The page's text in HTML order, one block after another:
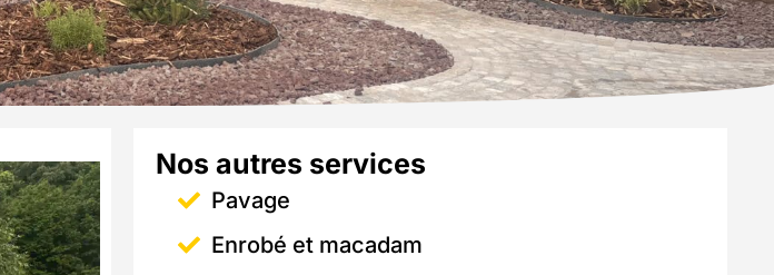
Nos autres services
Pavage
Enrobé et macadam